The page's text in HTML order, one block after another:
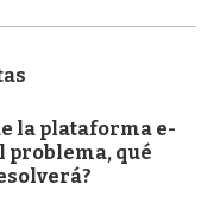
la plataforma e-
problema, qué